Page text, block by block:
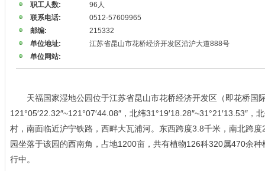
职工人数:
96人
联系电话:
0512-57609965
邮编:
215332
单位地址:
江苏省昆山市花桥经济开发区沿沪大道888号
单位网站:
天福国家湿地公园位于江苏省昆山市花桥经济开发区（即花桥国
121°05′22.32″~121°07′44.08″，北纬31°19′18.28″~31°21′13.53″
村，南面临近沪宁铁路，西畔大瓦浦河。东西跨度3.8千米，南北跨
园坐落于该园的西南角，占地1200亩，共有植物126科320属470余
行中。